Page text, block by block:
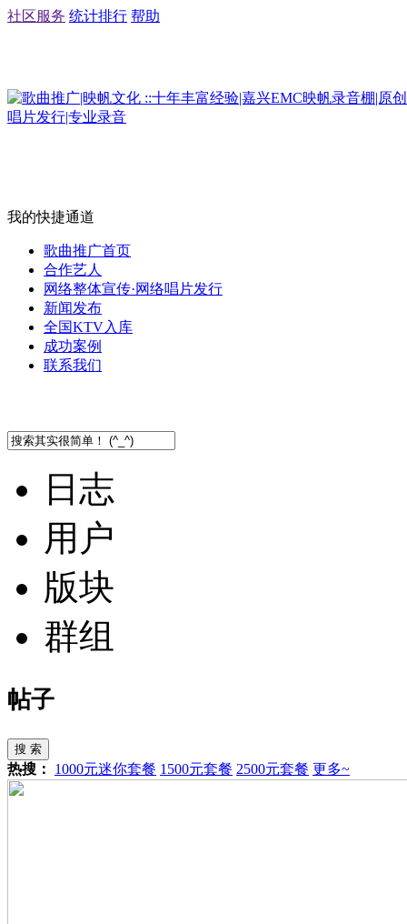
社区服务 统计排行 帮助
我的快捷通道
歌曲推广首页
合作艺人
网络整体宣传·网络唱片发行
新闻发布
全国KTV入库
成功案例
联系我们
日志
用户
版块
群组
帖子
搜 索
热搜： 1000元迷你套餐 1500元套餐 2500元套餐 更多~